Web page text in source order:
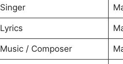
Singer
Lyrics
Music / Composer